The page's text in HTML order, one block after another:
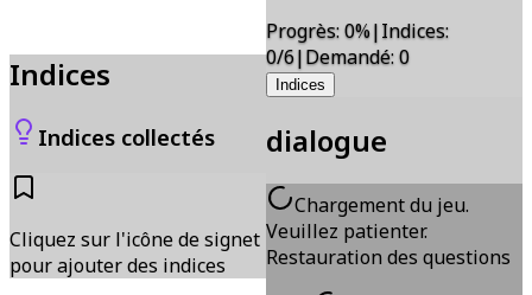
Indices
Indices collectés
Cliquez sur l'icône de signet
pour ajouter des indices
Progrès:0%|Indices:
0/6|Demandé:0
Indices
dialogue
Chargement du jeu.
Veuillez patienter.
Restauration des questions